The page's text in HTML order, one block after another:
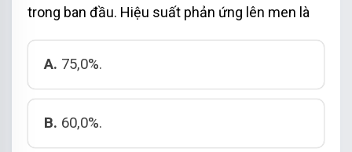
trong ban đầu. Hiệu suất phản ứng lên men là
A. 75,0%.
B. 60,0%.